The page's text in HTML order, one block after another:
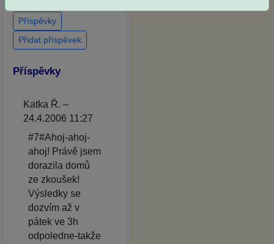
Příspěvky
Přidat příspěvek
Příspěvky
Katka Ř. –
24.4.2006 11:27
#7#Ahoj-ahoj-
ahoj! Právě jsem
dorazila domů
ze zkoušek!
Výsledky se
dozvím až v
pátek ve 3h
odpoledne-takže